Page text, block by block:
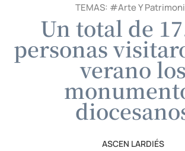
TEMAS: #Arte Y
Un total de
personas
verano los
ASCEN LARDIÉS